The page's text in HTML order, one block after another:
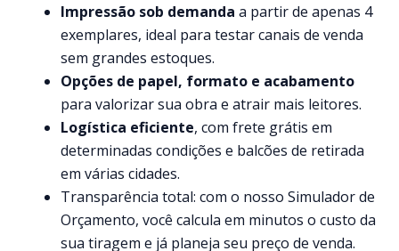
Impressão sob demanda a partir de apenas 4
exemplares, ideal para testar canais de venda
sem grandes estoques.
Opções de papel, formato e acabamento
para valorizar sua obra e atrair mais leitores.
Logística eficiente, com frete grátis em
determinadas condições e balcões de retirada
em várias cidades.
Transparência total: com o nosso Simulador de
Orçamento, você calcula em minutos o custo da
sua tiragem e já planeja seu preço de venda.